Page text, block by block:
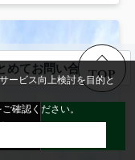
めてお問い合わせ
わせ LINE
TOP
ービス向上検討を目的と
ご確認ください。